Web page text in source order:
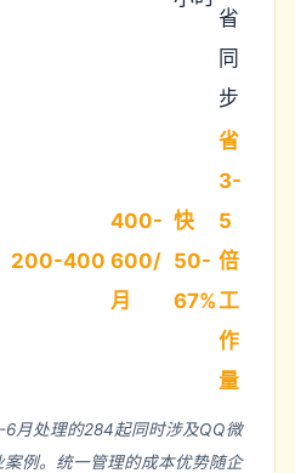
省
同
步
200-400
400-
600/
月
快
50-
67%
省
3-
5
倍
工
作
量
6月处理的284起同时涉及QQ微
例。统一管理的成本优势随企